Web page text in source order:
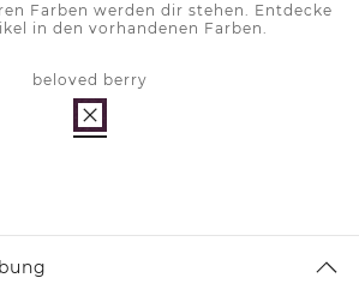
Farben werden dir stehen. Entdecke
in den vorhandenen Farben.
beloved berry